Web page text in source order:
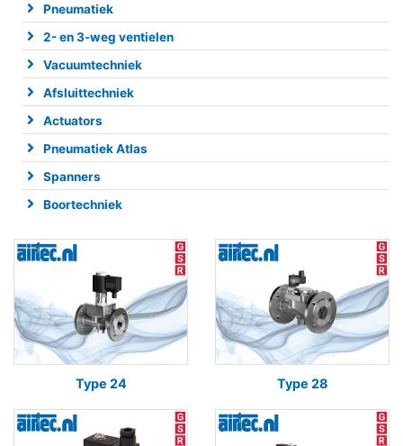
Pneumatiek
2- en 3-weg ventielen
Vacuumtechniek
Afsluittechniek
Actuators
Pneumatiek Atlas
Spanners
Boortechniek
Type 24 Type 28